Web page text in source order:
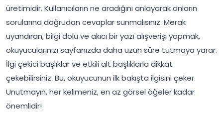
üretimidir. Kullanıcıların ne aradığını anlayarak onların
sorularına doğrudan cevaplar sunmalısınız. Merak
uyandıran, bilgi dolu ve akıcı bir yazı alışverişi yapmak,
okuyucularınızı sayfanızda daha uzun süre tutmaya yarar.
İlgi çekici başlıklar ve etkili alt başlıklarla dikkat
çekebilirsiniz. Bu, okuyucunun ilk bakışta ilgisini çeker.
Unutmayın, her kelimeniz, en az görsel öğeler kadar
önemlidir!